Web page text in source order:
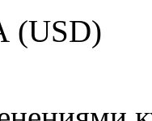
(USD)